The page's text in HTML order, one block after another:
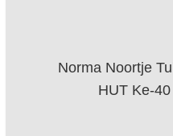
Norma Noortje
HUT Ke-